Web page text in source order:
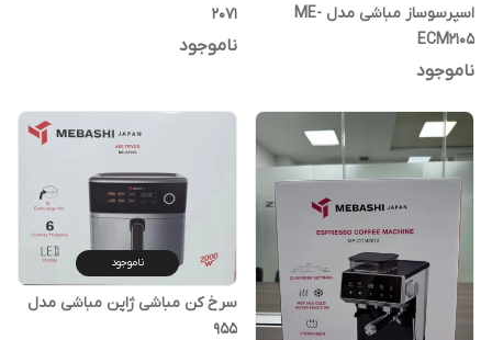
اسپرسوساز مباشی مدل ME-
ECM2105
ناموجود
2071
ناموجود
ناموجود
سرخ کن مباشی ژاپن مباشی مدل
955